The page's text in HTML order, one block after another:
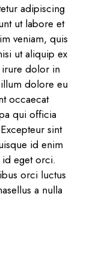
adipiscing
ut labore et
veniam, quis
ut aliquip ex
dolor in
dolore eu
occaecat
qui officia
sint
id enim
id eget orci.
orci luctus
a nulla